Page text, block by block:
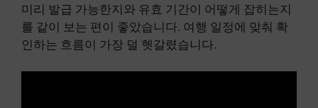
미리 발급 가능한지와 유효 기간이 어떻게 잡히는지
를 같이 보는 편이 좋았습니다. 여행 일정에 맞춰 확
인하는 흐름이 가장 덜 헷갈렸습니다.